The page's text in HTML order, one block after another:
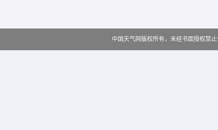
中国天气网版权所有，未经书面授权